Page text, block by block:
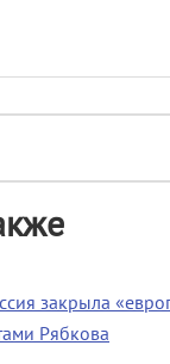
закрыла
Рябкова